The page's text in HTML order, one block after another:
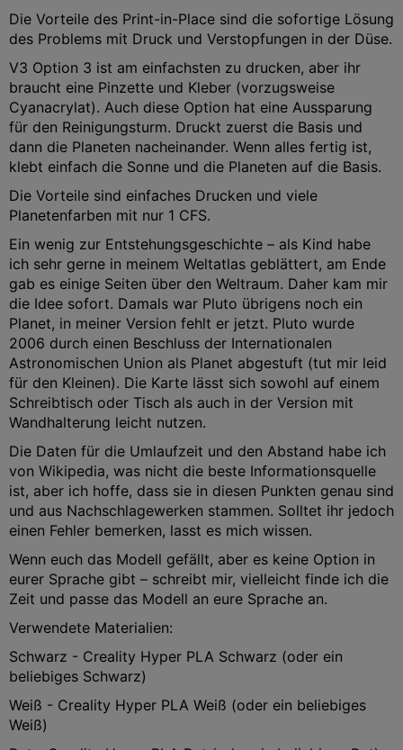
Die Vorteile des Print-in-Place sind die sofortige Lösung
des Problems mit Druck und Verstopfungen in der Düse.
V3 Option 3 ist am einfachsten zu drucken, aber ihr
braucht eine Pinzette und Kleber (vorzugsweise
Cyanacrylat). Auch diese Option hat eine Aussparung
für den Reinigungsturm. Druckt zuerst die Basis und
dann die Planeten nacheinander. Wenn alles fertig ist,
klebt einfach die Sonne und die Planeten auf die Basis.
Die Vorteile sind einfaches Drucken und viele
Planetenfarben mit nur 1 CFS.
Ein wenig zur Entstehungsgeschichte – als Kind habe
ich sehr gerne in meinem Weltatlas geblättert, am Ende
gab es einige Seiten über den Weltraum. Daher kam mir
die Idee sofort. Damals war Pluto übrigens noch ein
Planet, in meiner Version fehlt er jetzt. Pluto wurde
2006 durch einen Beschluss der Internationalen
Astronomischen Union als Planet abgestuft (tut mir leid
für den Kleinen). Die Karte lässt sich sowohl auf einem
Schreibtisch oder Tisch als auch in der Version mit
Wandhalterung leicht nutzen.
Die Daten für die Umlaufzeit und den Abstand habe ich
von Wikipedia, was nicht die beste Informationsquelle
ist, aber ich hoffe, dass sie in diesen Punkten genau sind
und aus Nachschlagewerken stammen. Solltet ihr jedoch
einen Fehler bemerken, lasst es mich wissen.
Wenn euch das Modell gefällt, aber es keine Option in
eurer Sprache gibt – schreibt mir, vielleicht finde ich die
Zeit und passe das Modell an eure Sprache an.
Verwendete Materialien:
Schwarz - Creality Hyper PLA Schwarz (oder ein
beliebiges Schwarz)
Weiß - Creality Hyper PLA Weiß (oder ein beliebiges
Weiß)